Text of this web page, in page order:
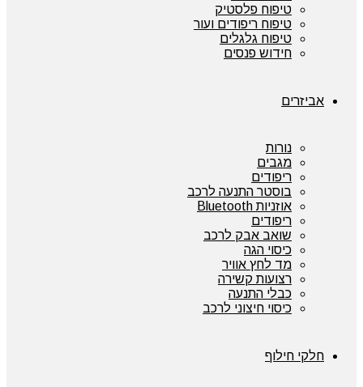
טיפוח פלסטיק
טיפוח ריפודים ועור
טיפוח גלגלים
חידוש פנסים
אביזרים
נורות
מגבים
ריפודים
בוסטר התנעה לרכב
אוזניות Bluetooth
ריפודים
שואב אבק לרכב
כיסוי הגה
מד לחץ אוויר
רצועות קשירה
כבלי התנעה
כיסוי חיצוני לרכב
חלקי חילוף